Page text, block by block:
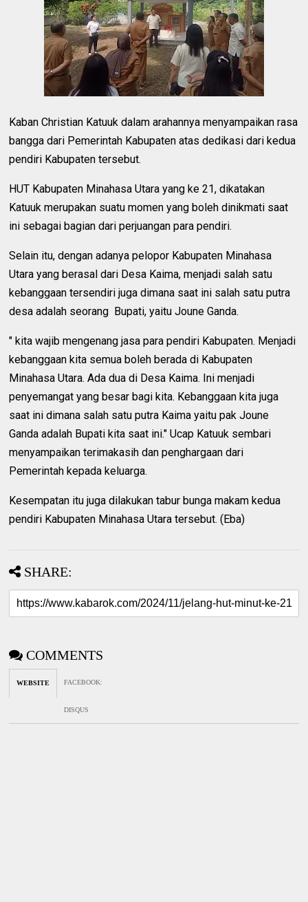
Kaban Christian Katuuk dalam arahannya menyampaikan rasa
bangga dari Pemerintah Kabupaten atas dedikasi dari kedua
pendiri Kabupaten tersebut.
HUT Kabupaten Minahasa Utara yang ke 21, dikatakan
Katuuk merupakan suatu momen yang boleh dinikmati saat
ini sebagai bagian dari perjuangan para pendiri.
Selain itu, dengan adanya pelopor Kabupaten Minahasa
Utara yang berasal dari Desa Kaima, menjadi salah satu
kebanggaan tersendiri juga dimana saat ini salah satu putra
desa adalah seorang Bupati, yaitu Joune Ganda.
" kita wajib mengenang jasa para pendiri Kabupaten. Menjadi
kebanggaan kita semua boleh berada di Kabupaten
Minahasa Utara. Ada dua di Desa Kaima. Ini menjadi
penyemangat yang besar bagi kita. Kebanggaan kita juga
saat ini dimana salah satu putra Kaima yaitu pak Joune
Ganda adalah Bupati kita saat ini." Ucap Katuuk sembari
menyampaikan terimakasih dan penghargaan dari
Pemerintah kepada keluarga.
Kesempatan itu juga dilakukan tabur bunga makam kedua
pendiri Kabupaten Minahasa Utara tersebut. (Eba)
SHARE:
COMMENTS
WEBSITE FACEBOOK:
DISQUS